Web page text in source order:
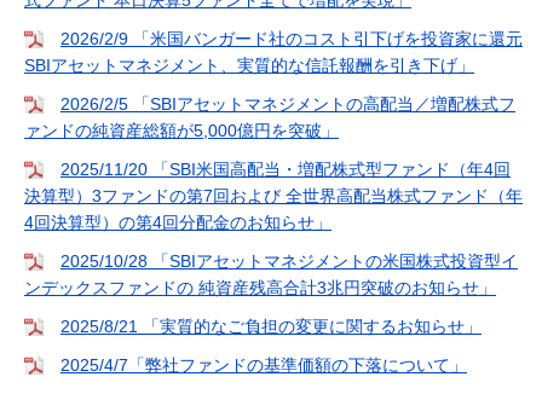
2026/2/9 「米国バンガード社のコスト引下げを投資家に還元
SBIアセットマネジメント、実質的な信託報酬を引き下げ」
2026/2/5 「SBIアセットマネジメントの高配当／増配株式フ
ァンドの純資産総額が5,000億円を突破」
2025/11/20 「SBI米国高配当・増配株式型ファンド（年4回
決算型）3ファンドの第7回および 全世界高配当株式ファンド（年
4回決算型）の第4回分配金のお知らせ」
2025/10/28 「SBIアセットマネジメントの米国株式投資型イ
ンデックスファンドの 純資産残高合計3兆円突破のお知らせ」
2025/8/21 「実質的なご負担の変更に関するお知らせ」
2025/4/7「弊社ファンドの基準価額の下落について」